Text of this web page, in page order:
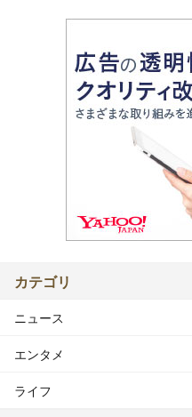
カテゴリ
ニュース
エンタメ
ライフ